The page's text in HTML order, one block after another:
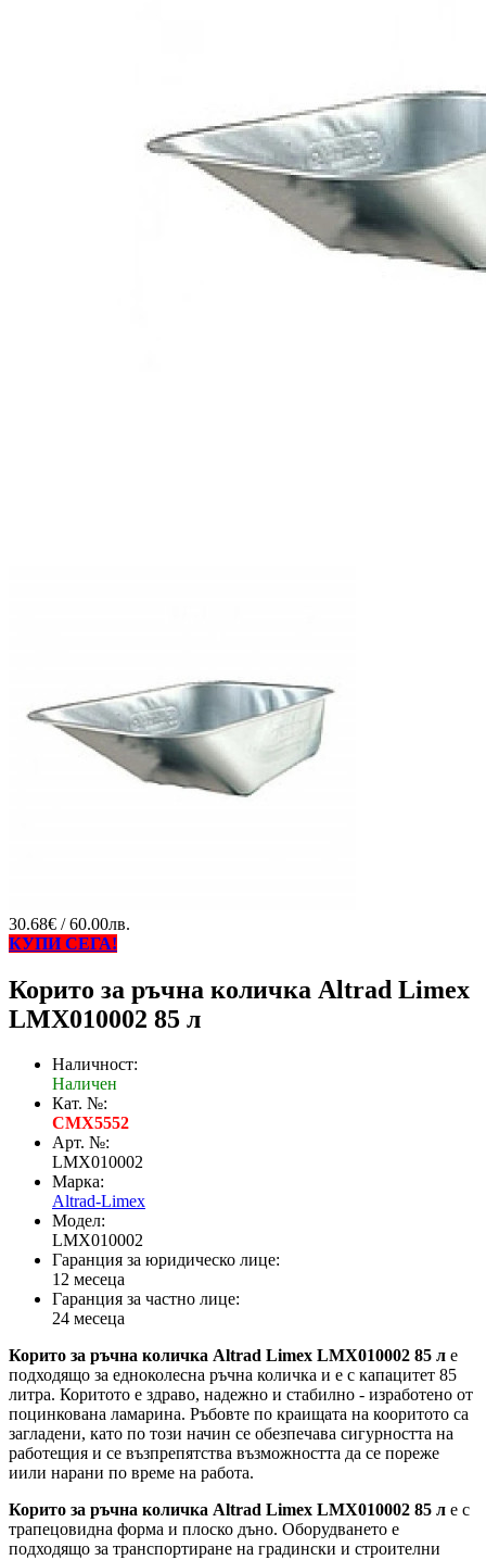
30.68€ / 60.00лв.
КУПИ СЕГА!
Корито за ръчна количка Altrad Limex
LMX010002 85 л
Наличност:
Наличен
Кат. №:
CMX5552
Арт. №:
LMX010002
Марка:
Altrad-Limex
Модел:
LMX010002
Гаранция за юридическо лице:
12 месеца
Гаранция за частно лице:
24 месеца
Корито за ръчна количка Altrad Limex LMX010002 85 л e
подходящо за едноколесна ръчна количка и е с капацитет 85
литра. Коритото е здраво, надежно и стабилно - изработено от
поцинкована ламарина. Ръбовте по краищата на кооритото са
загладени, като по този начин се обезпечава сигурността на
работещия и се възпрепятства възможността да се пореже
иили нарани по време на работа.
Корито за ръчна количка Altrad Limex LMX010002 85 л е с
трапецовидна форма и плоско дъно. Оборудването е
подходящо за транспортиране на градински и строителни